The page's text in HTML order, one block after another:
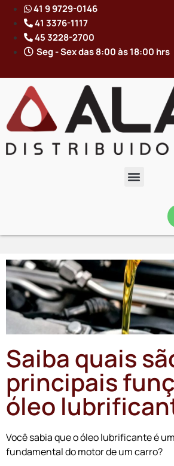
41 9 9729-0146
41 3376-1117
45 3228-2700
Seg - Sex das 8:00 às 18:00 hrs
Saiba quais
principais
óleo
Você sabia que o óleo lubrificante é
fundamental do motor de um carro?